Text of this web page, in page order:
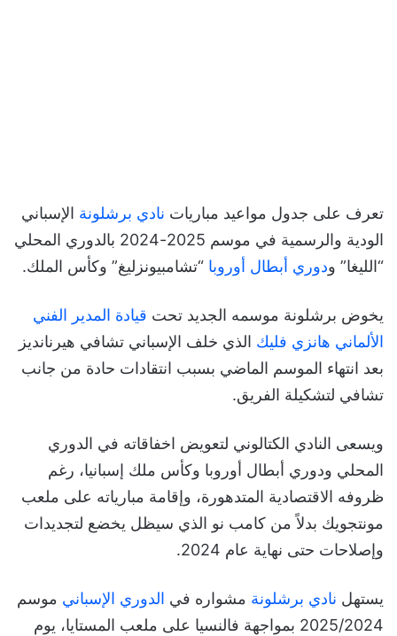
تعرف على جدول مواعيد مباريات نادي برشلونة الإسباني
الودية والرسمية في موسم 2025-2024 بالدوري المحلي
“الليغا” ودوري أبطال أوروبا “تشامبيونزليغ” وكأس الملك.
يخوض برشلونة موسمه الجديد تحت قيادة المدير الفني
الألماني هانزي فليك الذي خلف الإسباني تشافي هيرنانديز
بعد انتهاء الموسم الماضي بسبب انتقادات حادة من جانب
تشافي لتشكيلة الفريق.
ويسعى النادي الكتالوني لتعويض اخفاقاته في الدوري
المحلي ودوري أبطال أوروبا وكأس ملك إسبانيا، رغم
ظروفه الاقتصادية المتدهورة، وإقامة مبارياته على ملعب
مونتجويك بدلاً من كامب نو الذي سيظل يخضع لتجديدات
وإصلاحات حتى نهاية عام 2024.
يستهل نادي برشلونة مشواره في الدوري الإسباني موسم
2025/2024 بمواجهة فالنسيا على ملعب المستايا، يوم